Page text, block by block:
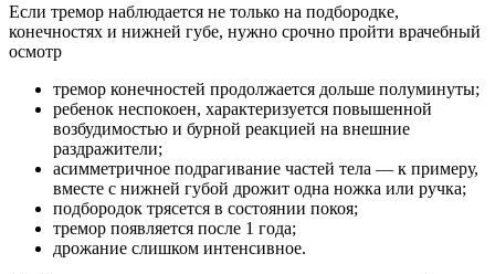
Если тремор наблюдается не только на подбородке,
конечностях и нижней губе, нужно срочно пройти врачебный
осмотр
тремор конечностей продолжается дольше полуминуты;
ребенок неспокоен, характеризуется повышенной
возбудимостью и бурной реакцией на внешние
раздражители;
асимметричное подрагивание частей тела — к примеру,
вместе с нижней губой дрожит одна ножка или ручка;
подбородок трясется в состоянии покоя;
тремор появляется после 1 года;
дрожание слишком интенсивное.